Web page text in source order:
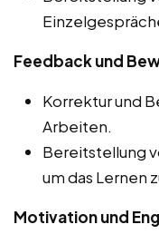
Feedback und
Korrektur und
Arbeiten.
Bereitstellung
um das Lernen
Motivation und